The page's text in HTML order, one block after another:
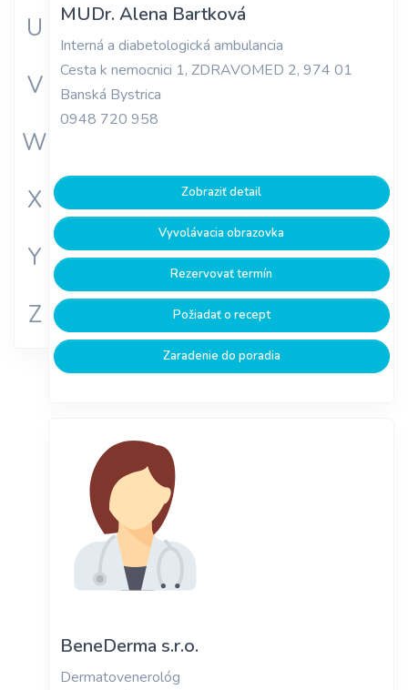
U
V
W
X
Y
Z
MUDr. Alena Bartková
Interná a diabetologická ambulancia
Cesta k nemocnici 1, ZDRAVOMED 2, 974 01
Banská Bystrica
0948 720 958
Zobraziť detail
Vyvolávacia obrazovka
Rezervovať termín
Požiadať o recept
Zaradenie do poradia
BeneDerma s.r.o.
Dermatovenerológ